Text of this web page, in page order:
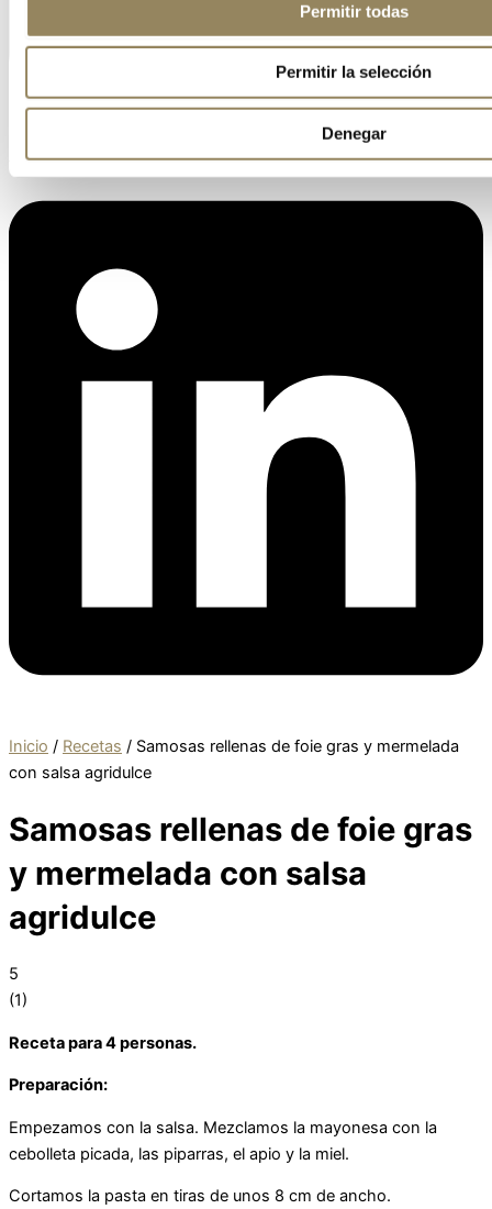
Permitir todas
Permitir la selección
Denegar
Linkedin
Inicio / Recetas / Samosas rellenas de foie gras y mermelada
con salsa agridulce
Samosas rellenas de foie gras
y mermelada con salsa
agridulce
5
(1)
Receta para 4 personas.
Preparación:
Empezamos con la salsa. Mezclamos la mayonesa con la
cebolleta picada, las piparras, el apio y la miel.
Cortamos la pasta en tiras de unos 8 cm de ancho.